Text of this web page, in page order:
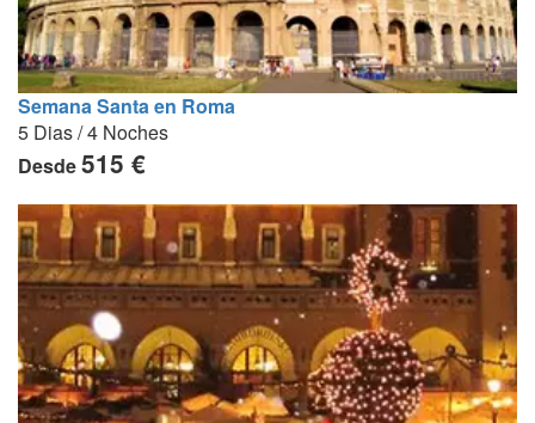
Semana Santa en Roma
5 Dias / 4 Noches
Desde515 €